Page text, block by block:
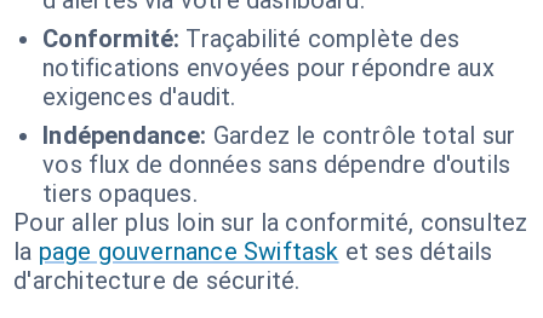
Conformité: Traçabilité complète des
notifications envoyées pour répondre aux
exigences d'audit.
Indépendance: Gardez le contrôle total sur
vos flux de données sans dépendre d'outils
tiers opaques.
Pour aller plus loin sur la conformité, consultez
la page gouvernance Swiftask et ses détails
d'architecture de sécurité.